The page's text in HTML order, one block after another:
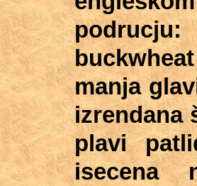
manja
izrendana
plavi
isecena